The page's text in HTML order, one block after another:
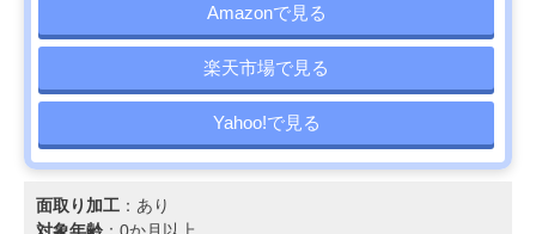
Amazonで見る
楽天市場で見る
Yahoo!で見る
面取り加工 ：あり